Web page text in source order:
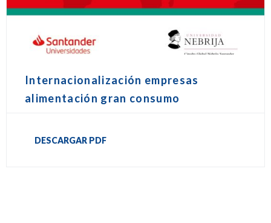
Internacionalización empresas
alimentación gran consumo
DESCARGAR PDF